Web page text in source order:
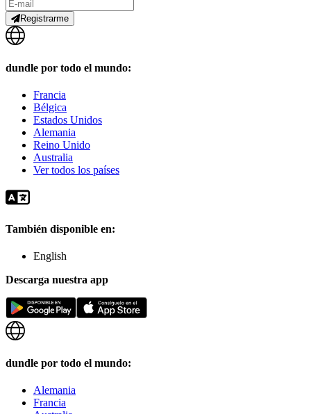
Registrarme
dundle por todo el mundo:
Francia
Bélgica
Estados Unidos
Alemania
Reino Unido
Australia
Ver todos los países
También disponible en:
English
Descarga nuestra app
dundle por todo el mundo:
Alemania
Francia